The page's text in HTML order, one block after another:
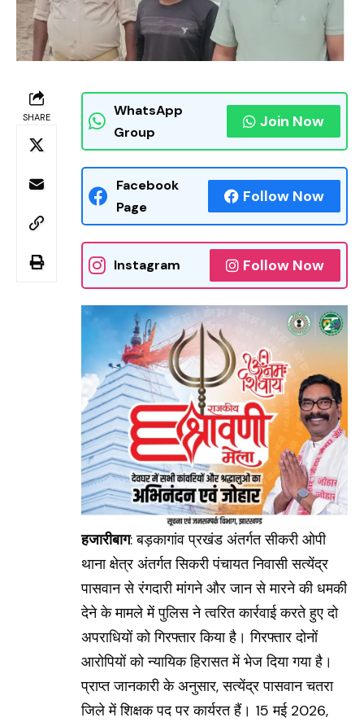
SHARE
WhatsApp
Group
Join Now
Facebook
Page
Follow Now
Instagram Follow Now
हजारीबाग: बड़कागांव प्रखंड अंतर्गत सीकरी ओपी
थाना क्षेत्र अंतर्गत सिकरी पंचायत निवासी सत्येंद्र
पासवान से रंगदारी मांगने और जान से मारने की धमकी
देने के मामले में पुलिस ने त्वरित कार्रवाई करते हुए दो
अपराधियों को गिरफ्तार किया है। गिरफ्तार दोनों
आरोपियों को न्यायिक हिरासत में भेज दिया गया है।
प्राप्त जानकारी के अनुसार, सत्येंद्र पासवान चतरा
जिले में शिक्षक पद पर कार्यरत हैं। 15 मई 2026,